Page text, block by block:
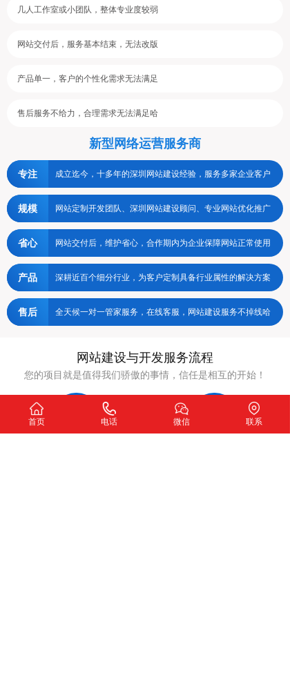
几人工作室或小团队，整体专业度较弱
网站交付后，服务基本结束，无法改版
产品单一，客户的个性化需求无法满足
售后服务不给力，合理需求无法满足哈
新型网络运营服务商
专注 成立迄今，十多年的深圳网站建设经验，服务多家企业客户
规模 网站定制开发团队、深圳网站建设顾问、专业网站优化推广
省心 网站交付后，维护省心，合作期内为企业保障网站正常使用
产品 深耕近百个细分行业，为客户定制具备行业属性的解决方案
售后 全天候一对一管家服务，在线客服，网站建设服务不掉线哈
网站建设与开发服务流程
您的项目就是值得我们骄傲的事情，信任是相互的开始！
首页 电话 微信 联系